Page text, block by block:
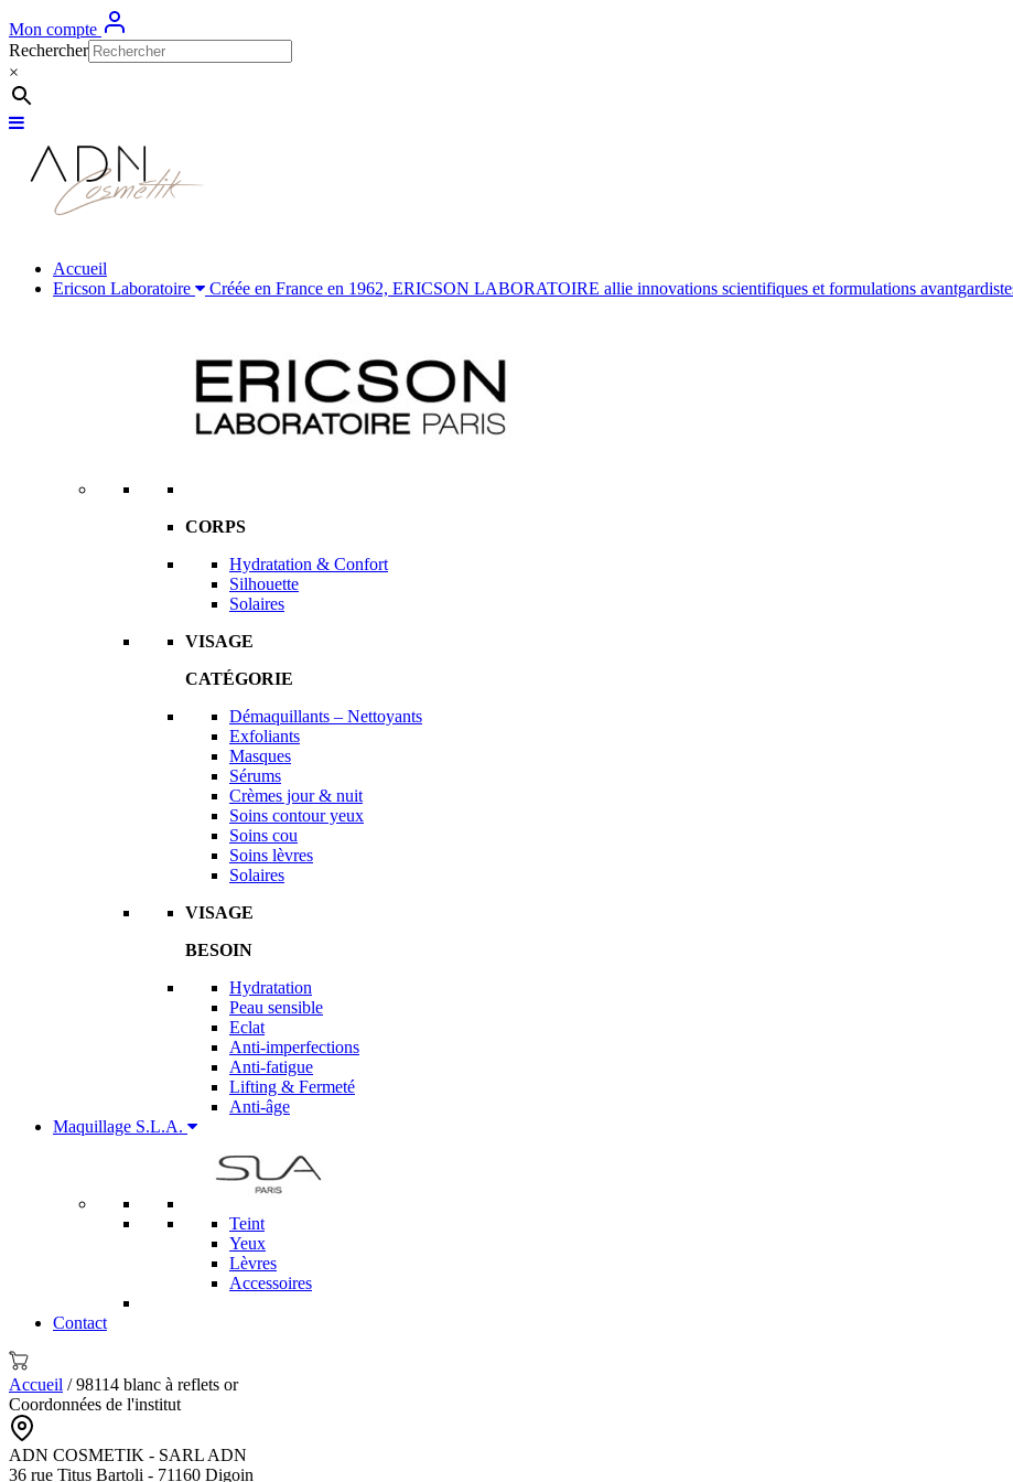
Mon compte
Rechercher
×
Accueil
Ericson Laboratoire
Créée en France en 1962, ERICSON LABORATOIRE allie innovations scientifiques et formulations
CORPS
Hydratation & Confort
Silhouette
Solaires
VISAGE
CATÉGORIE
Démaquillants – Nettoyants
Exfoliants
Masques
Sérums
Crèmes jour & nuit
Soins contour yeux
Soins cou
Soins lèvres
Solaires
VISAGE
BESOIN
Hydratation
Peau sensible
Eclat
Anti-imperfections
Anti-fatigue
Lifting & Fermeté
Anti-âge
Maquillage S.L.A.
Teint
Yeux
Lèvres
Accessoires
Contact
Accueil / 98114 blanc à reflets or
Coordonnées de l'institut
ADN COSMETIK - SARL ADN
36 rue Titus Bartoli - 71160 Digoin